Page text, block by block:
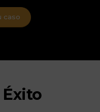
caso
Éxito